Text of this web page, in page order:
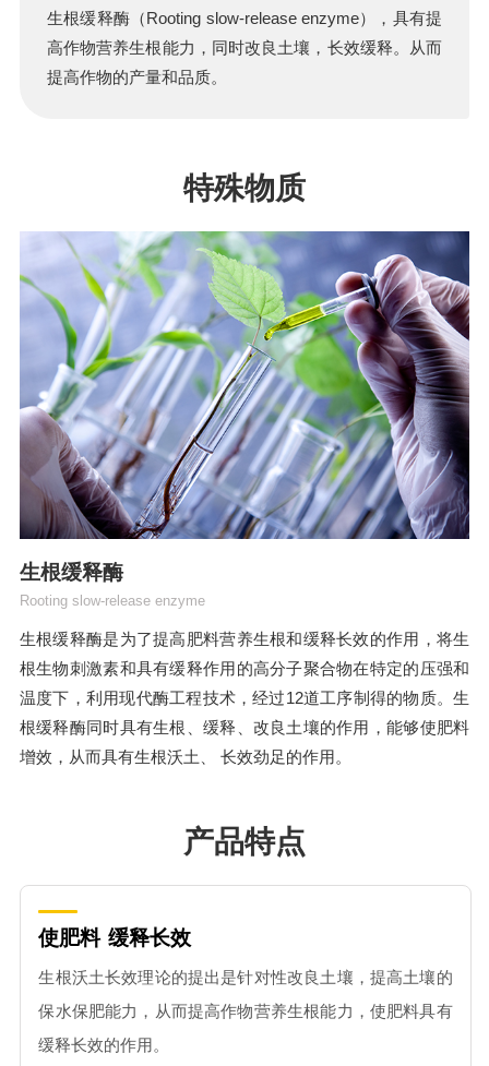
生根缓释酶（Rooting slow-release enzyme），具有提
高作物营养生根能力，同时改良土壤，长效缓释。从而
提高作物的产量和品质。
特殊物质
生根缓释酶
Rooting slow-release enzyme
生根缓释酶是为了提高肥料营养生根和缓释长效的作用，将生
根生物刺激素和具有缓释作用的高分子聚合物在特定的压强和
温度下，利用现代酶工程技术，经过12道工序制得的物质。生
根缓释酶同时具有生根、缓释、改良土壤的作用，能够使肥料
增效，从而具有生根沃土、 长效劲足的作用。
产品特点
使肥料 缓释长效
生根沃土长效理论的提出是针对性改良土壤，提高土壤的
保水保肥能力，从而提高作物营养生根能力，使肥料具有
缓释长效的作用。